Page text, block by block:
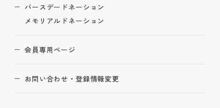
バースデードネーション
メモリアルドネーション
会員専用ページ
お問い合わせ・登録情報変更